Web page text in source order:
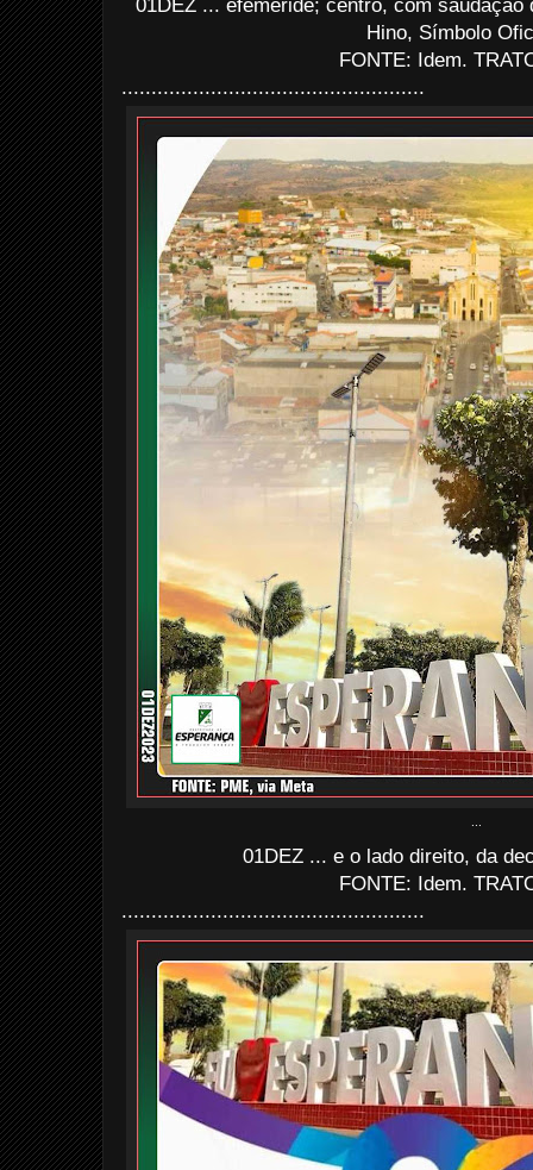
01DEZ ... efeméride; centro, com
Hino, Símbolo
FONTE: Idem.
...................................................
01DEZ ... e o lado direito, da
FONTE: Idem.
...................................................